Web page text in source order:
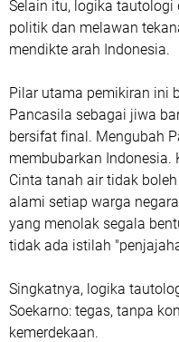
Selain itu, logika
politik dan melawan
mendikte arah Indonesia.
Pilar utama pemikiran ini
Pancasila sebagai jiwa
bersifat final. Mengubah
membubarkan Indonesia.
Cinta tanah air tidak
alami setiap warga
yang menolak segala
tidak ada istilah
Singkatnya, logika
Soekarno: tegas, tanpa
kemerdekaan.